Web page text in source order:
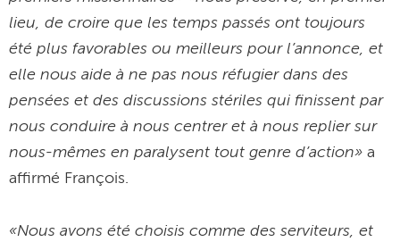
lieu, de croire que les temps passés ont toujours
été plus favorables ou meilleurs pour l’annonce, et
elle nous aide à ne pas nous réfugier dans des
pensées et des discussions stériles qui finissent par
nous conduire à nous centrer et à nous replier sur
nous-mêmes en paralysent tout genre d’action» a
affirmé François.
«Nous avons été choisis comme des serviteurs, et